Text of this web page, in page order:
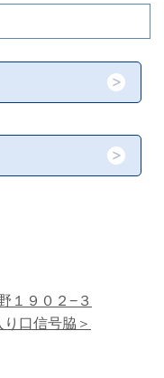
１９０２−３
信号脇＞